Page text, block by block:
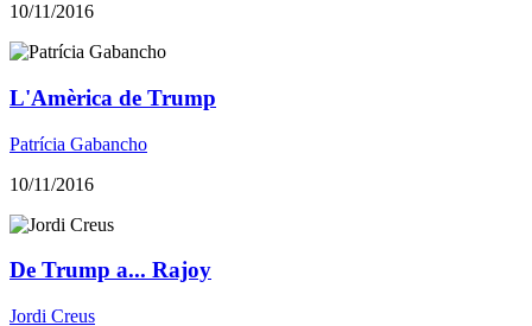
10/11/2016
L'Amèrica de Trump
Patrícia Gabancho
10/11/2016
De Trump a... Rajoy
Jordi Creus